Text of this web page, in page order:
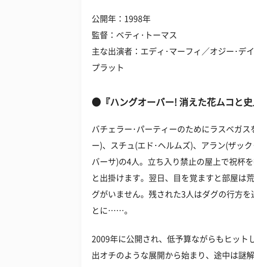
公開年：1998年
監督：ベティ･トーマス
主な出演者：エディ･マーフィ／オジー･デ
プラット
●『ハングオーバー! 消えた花ムコと史
バチェラー･パーティーのためにラスベガ
ー)、スチュ(エド･ヘルムズ)、アラン(ザッ
バーサ)の4人。立ち入り禁止の屋上で祝杯
と出掛けます。翌日、目を覚ますと部屋は
グがいません。残された3人はダグの行方
とに……。
2009年に公開され、低予算ながらもヒット
出オチのような展開から始まり、途中は謎